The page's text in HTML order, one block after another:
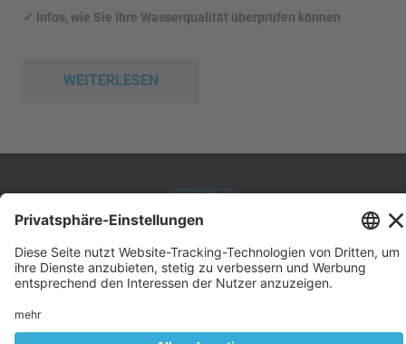
✓ Infos, wie Sie Ihre Wasserqualität überprüfen können
WEITERLESEN
Impressum